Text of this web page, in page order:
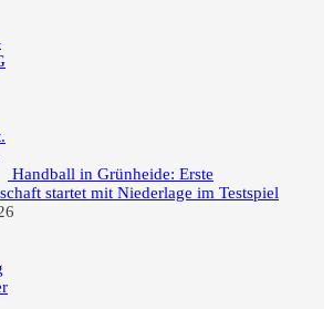
Handball in Grünheide: Erste
startet mit Niederlage im Testspiel